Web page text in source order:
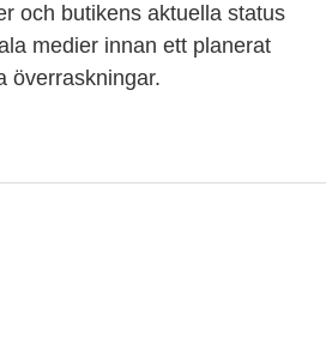
och butikens aktuella status
medier innan ett planerat
överraskningar.